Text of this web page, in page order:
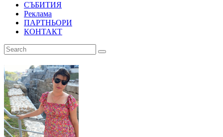
СЪБИТИЯ
Реклама
ПАРТНЬОРИ
КОНТАКТ